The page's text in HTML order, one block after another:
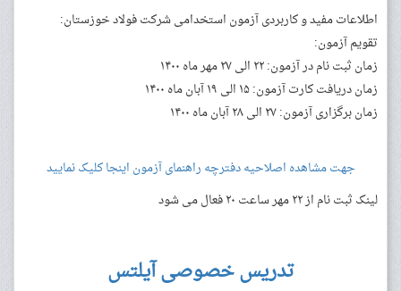
اطلاعات مفید و کاربردی آزمون استخدامی شرکت فولاد خوزستان:
تقویم آزمون:
زمان ثبت نام در آزمون: ۲۲ الی ۲۷ مهر ماه ۱۴۰۰
زمان دریافت کارت آزمون: ۱۵ الی ۱۹ آبان ماه ۱۴۰۰
زمان برگزاری آزمون: ۲۷ الی ۲۸ آبان ماه ۱۴۰۰
جهت مشاهده اصلاحیه دفترچه راهنمای آزمون اینجا کلیک نمایید
لینک ثبت نام از ۲۲ مهر ساعت ۲۰ فعال می شود
تدریس خصوصی آیلتس